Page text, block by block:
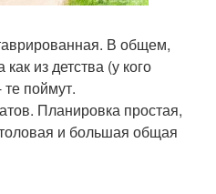
В общем,
из детства (у кого
поймут.
Планировка простая,
и большая общая